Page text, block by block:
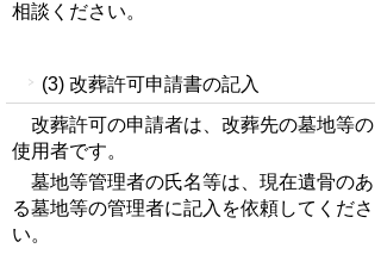
相談ください。
(3) 改葬許可申請書の記入
改葬許可の申請者は、改葬先の墓地等の
使用者です。
墓地等管理者の氏名等は、現在遺骨のあ
る墓地等の管理者に記入を依頼してくださ
い。